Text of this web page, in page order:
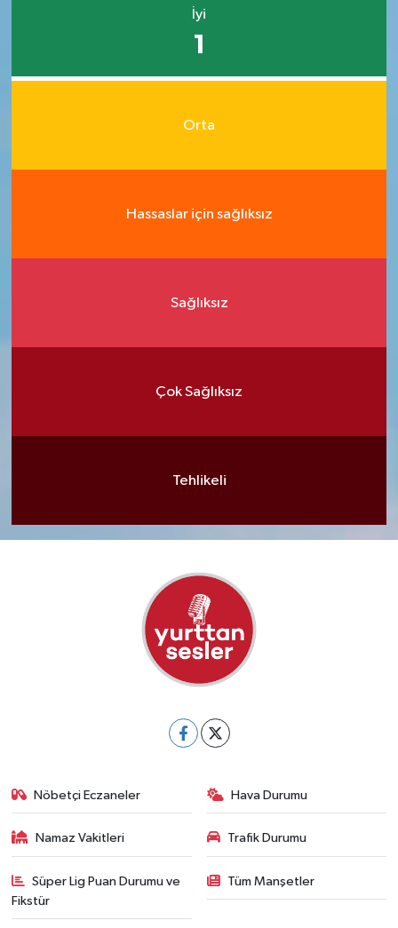
İyi
1
Orta
Hassaslar için sağlıksız
Sağlıksız
Çok Sağlıksız
Tehlikeli
Nöbetçi Eczaneler Hava Durumu
Namaz Vakitleri Trafik Durumu
Süper Lig Puan Durumu ve
Fikstür
Tüm Manşetler